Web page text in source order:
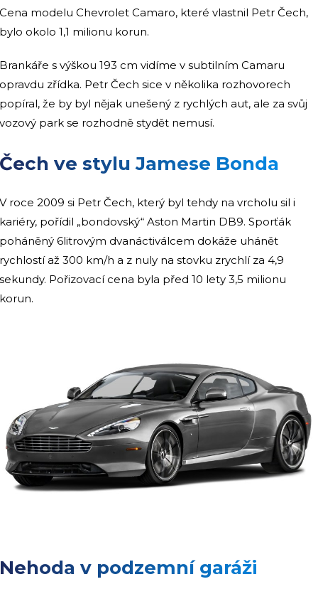
modelu Chevrolet Camaro, které vlastnil Petr Čech,
okolo 1,1 milionu korun.
s výškou 193 cm vidíme v subtilním Camaru
zřídka. Petr Čech sice v několika rozhovorech
že by byl nějak unešený z rychlých aut, ale za svůj
park se rozhodně stydět nemusí.
ve stylu Jamese Bonda
roce 2009 si Petr Čech, který byl tehdy na vrcholu sil i
pořídil „bondovský“ Aston Martin DB9. Sporťák
6litrovým dvanáctiválcem dokáže uhánět
až 300 km/h a z nuly na stovku zrychlí za 4,9
Pořizovací cena byla před 10 lety 3,5 milionu
v podzemní garáži